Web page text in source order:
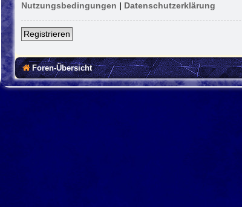
Nutzungsbedingungen | Datenschutzerklärung
Registrieren
Foren-Übersicht